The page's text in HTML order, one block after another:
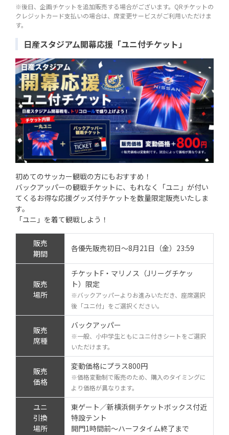
※後日、企画チケットを追加販売する場合がございます。QRチケットの
クレジットカード支払いの場合は、席変更サービスがご利用いただけま
す。
日産スタジアム開幕応援「ユニ付チケット」
初めてのサッカー観戦の方にもおすすめ！
バックアッパーの観戦チケットに、もれなく「ユニ」が付い
てくるお得な応援グッズ付チケットを数量限定販売いたしま
す。
「ユニ」を着て観戦しよう！
販売
期間
各優先販売初日～8月21日（金）23:59
販売
場所
チケットF・マリノス（Jリーグチケッ
ト）限定
※バックアッパーよりお進みいただき、座席選択
後「ユニ付」をご選択ください。
販売
席種
バックアッパー
※一般、小中学生ともにユニ付きシートをご選択
いただけます。
販売
価格
変動価格にプラス800円
※価格変動制で販売のため、購入のタイミングに
より価格が異なります。
ユニ
引換
場所
東ゲート／新横浜側チケットボックス付近
特設テント
開門1時間前～ハーフタイム終了まで